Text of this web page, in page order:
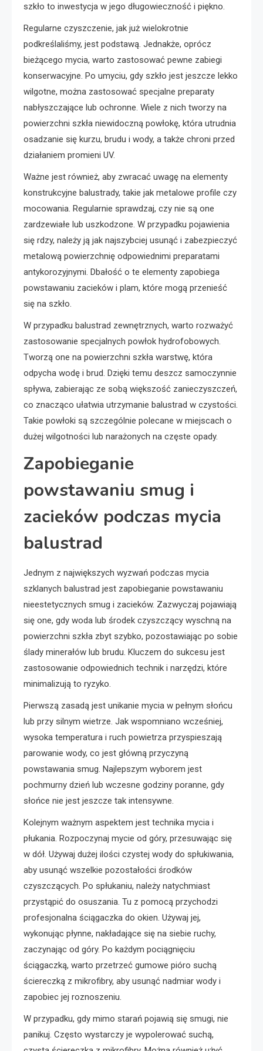
szkło to inwestycja w jego długowieczność i piękno.
Regularne czyszczenie, jak już wielokrotnie
podkreślaliśmy, jest podstawą. Jednakże, oprócz
bieżącego mycia, warto zastosować pewne zabiegi
konserwacyjne. Po umyciu, gdy szkło jest jeszcze lekko
wilgotne, można zastosować specjalne preparaty
nabłyszczające lub ochronne. Wiele z nich tworzy na
powierzchni szkła niewidoczną powłokę, która utrudnia
osadzanie się kurzu, brudu i wody, a także chroni przed
działaniem promieni UV.
Ważne jest również, aby zwracać uwagę na elementy
konstrukcyjne balustrady, takie jak metalowe profile czy
mocowania. Regularnie sprawdzaj, czy nie są one
zardzewiałe lub uszkodzone. W przypadku pojawienia
się rdzy, należy ją jak najszybciej usunąć i zabezpieczyć
metalową powierzchnię odpowiednimi preparatami
antykorozyjnymi. Dbałość o te elementy zapobiega
powstawaniu zacieków i plam, które mogą przenieść
się na szkło.
W przypadku balustrad zewnętrznych, warto rozważyć
zastosowanie specjalnych powłok hydrofobowych.
Tworzą one na powierzchni szkła warstwę, która
odpycha wodę i brud. Dzięki temu deszcz samoczynnie
spływa, zabierając ze sobą większość zanieczyszczeń,
co znacząco ułatwia utrzymanie balustrad w czystości.
Takie powłoki są szczególnie polecane w miejscach o
dużej wilgotności lub narażonych na częste opady.
Zapobieganie
powstawaniu smug i
zacieków podczas mycia
balustrad
Jednym z największych wyzwań podczas mycia
szklanych balustrad jest zapobieganie powstawaniu
nieestetycznych smug i zacieków. Zazwyczaj pojawiają
się one, gdy woda lub środek czyszczący wyschną na
powierzchni szkła zbyt szybko, pozostawiając po sobie
ślady minerałów lub brudu. Kluczem do sukcesu jest
zastosowanie odpowiednich technik i narzędzi, które
minimalizują to ryzyko.
Pierwszą zasadą jest unikanie mycia w pełnym słońcu
lub przy silnym wietrze. Jak wspomniano wcześniej,
wysoka temperatura i ruch powietrza przyspieszają
parowanie wody, co jest główną przyczyną
powstawania smug. Najlepszym wyborem jest
pochmurny dzień lub wczesne godziny poranne, gdy
słońce nie jest jeszcze tak intensywne.
Kolejnym ważnym aspektem jest technika mycia i
płukania. Rozpoczynaj mycie od góry, przesuwając się
w dół. Używaj dużej ilości czystej wody do spłukiwania,
aby usunąć wszelkie pozostałości środków
czyszczących. Po spłukaniu, należy natychmiast
przystąpić do osuszania. Tu z pomocą przychodzi
profesjonalna ściągaczka do okien. Używaj jej,
wykonując płynne, nakładające się na siebie ruchy,
zaczynając od góry. Po każdym pociągnięciu
ściągaczką, warto przetrzeć gumowe pióro suchą
ściereczką z mikrofibry, aby usunąć nadmiar wody i
zapobiec jej roznoszeniu.
W przypadku, gdy mimo starań pojawią się smugi, nie
panikuj. Często wystarczy je wypolerować suchą,